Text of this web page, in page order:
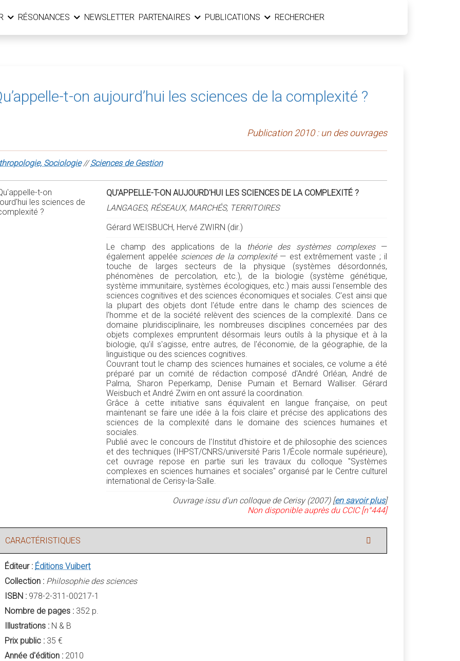
RÉSONANCES NEWSLETTER PARTENAIRES PUBLICATIONS RECHERCHER
t-on aujourd’hui les sciences de la complexité ?
Publication 2010 : un des ouvrages
Sociologie//Sciences de Gestion
QU'APPELLE-T-ON AUJOURD'HUI LES SCIENCES DE LA COMPLEXITÉ ?
LANGAGES, RÉSEAUX, MARCHÉS, TERRITOIRES
Gérard WEISBUCH, Hervé ZWIRN (dir.)
Le champ des applications de la théorie des systèmes complexes—
également appelée sciences de la complexité— est extrêmement vaste ; il
touche de larges secteurs de la physique (systèmes désordonnés,
phénomènes de percolation, etc.), de la biologie (système génétique,
système immunitaire, systèmes écologiques, etc.) mais aussi l'ensemble des
sciences cognitives et des sciences économiques et sociales. C'est ainsi que
la plupart des objets dont l'étude entre dans le champ des sciences de
l'homme et de la société relèvent des sciences de la complexité. Dans ce
domaine pluridisciplinaire, les nombreuses disciplines concernées par des
objets complexes empruntent désormais leurs outils à la physique et à la
biologie, qu'il s'agisse, entre autres, de l'économie, de la géographie, de la
linguistique ou des sciences cognitives.
Couvrant tout le champ des sciences humaines et sociales, ce volume a été
préparé par un comité de rédaction composé d'André Orléan, André de
Palma, Sharon Peperkamp, Denise Pumain et Bernard Walliser. Gérard
Weisbuch et André Zwirn en ont assuré la coordination.
Grâce à cette initiative sans équivalent en langue française, on peut
maintenant se faire une idée à la fois claire et précise des applications des
sciences de la complexité dans le domaine des sciences humaines et
sociales.
Publié avec le concours de l'Institut d'histoire et de philosophie des sciences
et des techniques (IHPST/CNRS/université Paris 1/École normale supérieure),
cet ouvrage repose en partie suri les travaux du colloque "Systèmes
complexes en sciences humaines et sociales" organisé par le Centre culturel
international de Cerisy-la-Salle.
Ouvrage issu d'un colloque de Cerisy (2007) [en savoir plus]
Non disponible auprès du CCIC [n°444]
CARACTÉRISTIQUES
Éditeur : Éditions Vuibert
Collection : Philosophie des sciences
ISBN : 978-2-311-00217-1
Nombre de pages : 352 p.
Illustrations : N & B
Prix public : 35 €
Année d'édition : 2010